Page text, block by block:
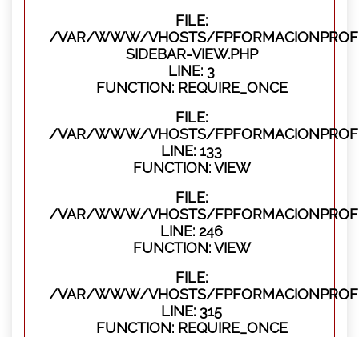
FILE:
/VAR/WWW/VHOSTS/
SIDEBAR-VIEW.PHP
LINE: 3
FUNCTION: REQUIRE_ONCE
FILE:
/VAR/WWW/VHOSTS/
LINE: 133
FUNCTION: VIEW
FILE:
/VAR/WWW/VHOSTS/
LINE: 246
FUNCTION: VIEW
FILE:
/VAR/WWW/VHOSTS/
LINE: 315
FUNCTION: REQUIRE_ONCE